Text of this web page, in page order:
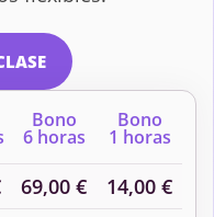
Bono
6 horas
Bono
1 horas
69,00 €
14,00 €